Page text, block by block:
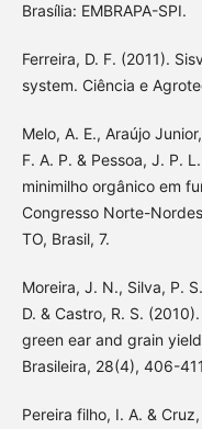
Brasília: EMBRAPA-SPI.
Ferreira, D. F. (2011).
system. Ciência e
Melo, A. E., Araújo
F. A. P. & Pessoa, J. P.
minimilho orgânico em
Congresso Norte-
TO, Brasil, 7.
Moreira, J. N., Silva, P.
D. & Castro, R. S.
green ear and grain
Brasileira, 28(4), 406-
Pereira filho, I. A. &